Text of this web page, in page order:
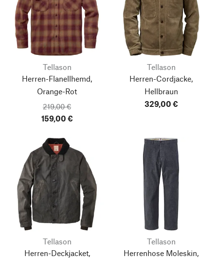
Tellason
Herren-Flanellhemd,
Orange-Rot
219,00 €
159,00 €
Tellason
Herren-Cordjacke,
Hellbraun
329,00 €
Tellason
Herren-Deckjacket,
Tellason
Herrenhose Moleskin,